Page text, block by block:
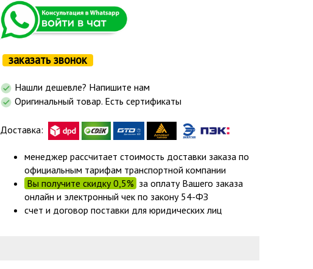
заказать звонок
Нашли дешевле? Напишите нам
Оригинальный товар. Есть сертификаты
Доставка:
менеджер рассчитает стоимость доставки заказа по
официальным тарифам транспортной компании
Вы получите скидку 0,5% за оплату Вашего заказа
онлайн и электронный чек по закону 54-ФЗ
счет и договор поставки для юридических лиц